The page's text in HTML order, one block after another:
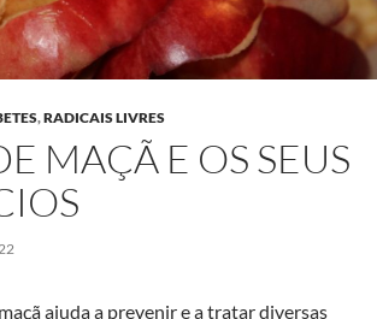
,RADICAIS LIVRES
MAÇÃ E OS SEUS
ajuda a prevenir e a tratar diversas